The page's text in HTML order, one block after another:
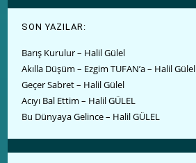
SON YAZILAR:
Barış Kurulur – Halil Gülel
Akılla Düşüm – Ezgim TUFAN’a – Halil Gülel
Geçer Sabret – Halil Gülel
Acıyı Bal Ettim – Halil GÜLEL
Bu Dünyaya Gelince – Halil GÜLEL